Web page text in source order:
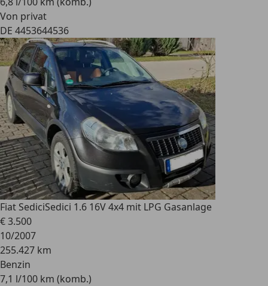
Von privat
DE 4453644536
Fiat SediciSedici 1.6 16V 4x4 mit LPG Gasanlage
€ 3.500
10/2007
255.427 km
Benzin
7,1 l/100 km (komb.)